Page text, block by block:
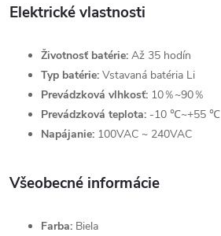
Elektrické vlastnosti
Životnosť batérie: Až 35 hodín
Typ batérie: Vstavaná batéria Li
Prevádzková vlhkosť: 10％~90％
Prevádzková teplota: -10 ℃~+55 ℃
Napájanie: 100VAC ~ 240VAC
Všeobecné informácie
Farba: Biela